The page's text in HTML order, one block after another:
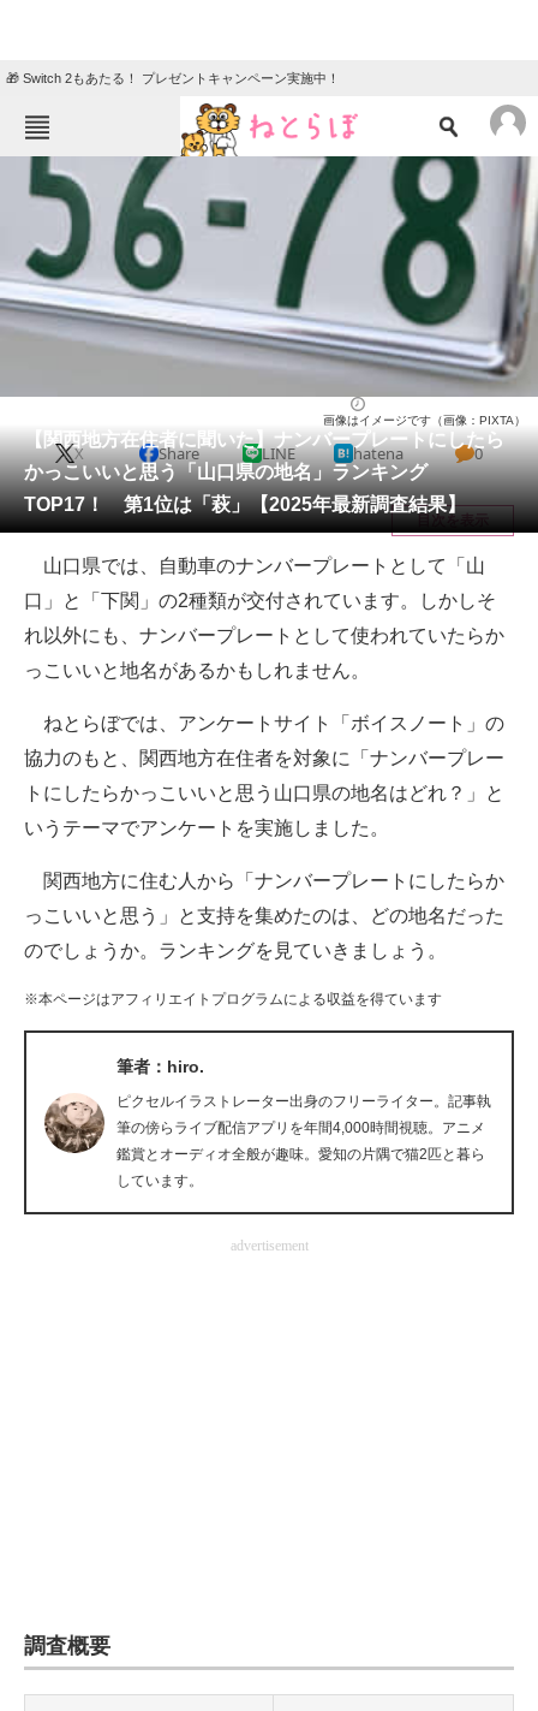
🎁 Switch 2もあたる！ プレゼントキャンペーン実施中！
ねとらぼメニュー
TOP ニュース
エンタメ クイズ
グルメ 地域
住まい 教育・育児
会員記事
メディア
注目記事を集めた総合ページ
ITの今と未来を見通す
スマホと通信の最新トレンド
好きが集まる 比べて選べる
ビジネスと働き方のヒント
経営リーダーのコミュニティ
マーケ×ITの今がよく分かる
ITエンジニア向け専門サイト
企業向けIT製品の総合サイト
IT製品の技術・比較・事例
製造業のIT導入・活用を支援
【関西地方在住者に聞いた】ナンバープレートにしたら
かっこいいと思う「山口県の地名」ランキング
TOP17！ 第1位は「萩」【2025年最新調査結果】
画像はイメージです（画像：PIXTA）
X Share LINE hatena 0
目次を表示
山口県では、自動車のナンバープレートとして「山
口」と「下関」の2種類が交付されています。しかしそ
れ以外にも、ナンバープレートとして使われていたらか
っこいいと地名があるかもしれません。
ねとらぼでは、アンケートサイト「ボイスノート」の
協力のもと、関西地方在住者を対象に「ナンバープレー
トにしたらかっこいいと思う山口県の地名はどれ？」と
いうテーマでアンケートを実施しました。
関西地方に住む人から「ナンバープレートにしたらか
っこいいと思う」と支持を集めたのは、どの地名だった
のでしょうか。ランキングを見ていきましょう。
※本ページはアフィリエイトプログラムによる収益を得ています
筆者：hiro.
ピクセルイラストレーター出身のフリーライター。記事執
筆の傍らライブ配信アプリを年間4,000時間視聴。アニメ
鑑賞とオーディオ全般が趣味。愛知の片隅で猫2匹と暮ら
しています。
advertisement
調査概要